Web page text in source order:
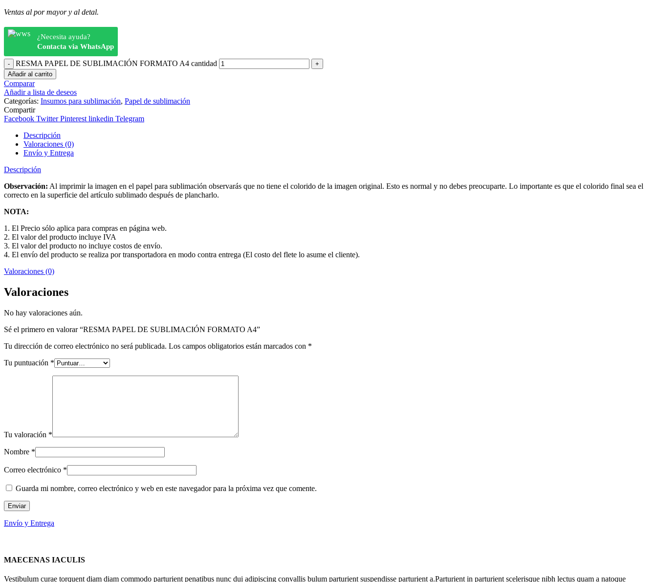
Ventas al por mayor y al detal.
¿Necesita ayuda?
Contacta via WhatsApp
RESMA PAPEL DE SUBLIMACIÓN FORMATO A4 cantidad
Añadir al carrito
Comparar
Añadir a lista de deseos
Categorías: Insumos para sublimación, Papel de sublimación
Compartir
Facebook Twitter Pinterest linkedin Telegram
Descripción
Valoraciones (0)
Envío y Entrega
Descripción
Observación: Al imprimir la imagen en el papel para sublimación observarás que no tiene el colorido de la imagen original. Esto es normal y no debes preocuparte. Lo importante es que el colorido final sea el
correcto en la superficie del artículo sublimado después de plancharlo.
NOTA:
1. El Precio sólo aplica para compras en página web.
2. El valor del producto incluye IVA
3. El valor del producto no incluye costos de envío.
4. El envío del producto se realiza por transportadora en modo contra entrega (El costo del flete lo asume el cliente).
Valoraciones (0)
Valoraciones
No hay valoraciones aún.
Sé el primero en valorar “RESMA PAPEL DE SUBLIMACIÓN FORMATO A4”
Tu dirección de correo electrónico no será publicada. Los campos obligatorios están marcados con *
Tu puntuación *
Tu valoración *
Nombre *
Correo electrónico *
Guarda mi nombre, correo electrónico y web en este navegador para la próxima vez que comente.
Envío y Entrega
MAECENAS IACULIS
Vestibulum curae torquent diam diam commodo parturient penatibus nunc dui adipiscing convallis bulum parturient suspendisse parturient a.Parturient in parturient scelerisque nibh lectus quam a natoque